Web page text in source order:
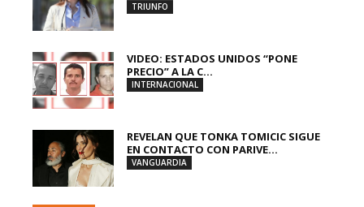
TRIUNFO
VIDEO: ESTADOS UNIDOS “PONE
PRECIO” A LA C...
INTERNACIONAL
REVELAN QUE TONKA TOMICIC SIGUE
EN CONTACTO CON PARIVE...
VANGUARDIA